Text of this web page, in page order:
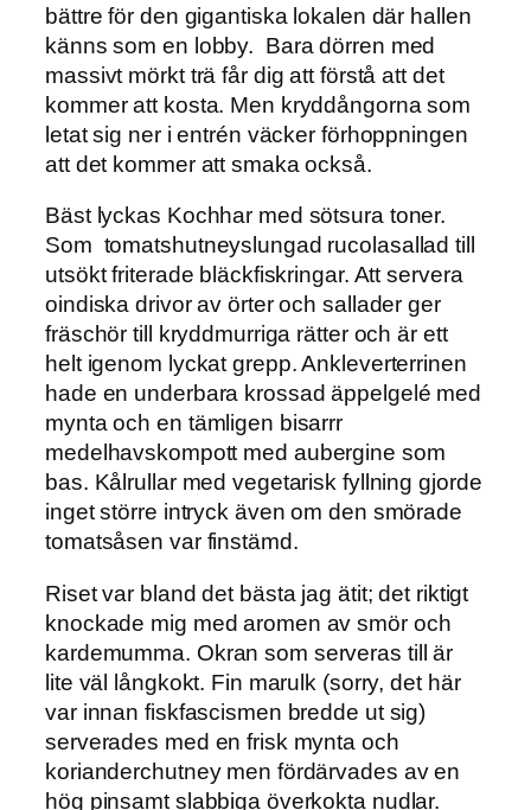
bättre för den gigantiska lokalen där hallen
känns som en lobby. Bara dörren med
massivt mörkt trä får dig att förstå att det
kommer att kosta. Men kryddångorna som
letat sig ner i entrén väcker förhoppningen
att det kommer att smaka också.
Bäst lyckas Kochhar med sötsura toner.
Som tomatshutneyslungad rucolasallad till
utsökt friterade bläckfiskringar. Att servera
oindiska drivor av örter och sallader ger
fräschör till kryddmurriga rätter och är ett
helt igenom lyckat grepp. Ankleverterrinen
hade en underbara krossad äppelgelé med
mynta och en tämligen bisarrr
medelhavskompott med aubergine som
bas. Kålrullar med vegetarisk fyllning gjorde
inget större intryck även om den smörade
tomatsåsen var finstämd.
Riset var bland det bästa jag ätit; det riktigt
knockade mig med aromen av smör och
kardemumma. Okran som serveras till är
lite väl långkokt. Fin marulk (sorry, det här
var innan fiskfascismen bredde ut sig)
serverades med en frisk mynta och
korianderchutney men fördärvades av en
hög pinsamt slabbiga överkokta nudlar.